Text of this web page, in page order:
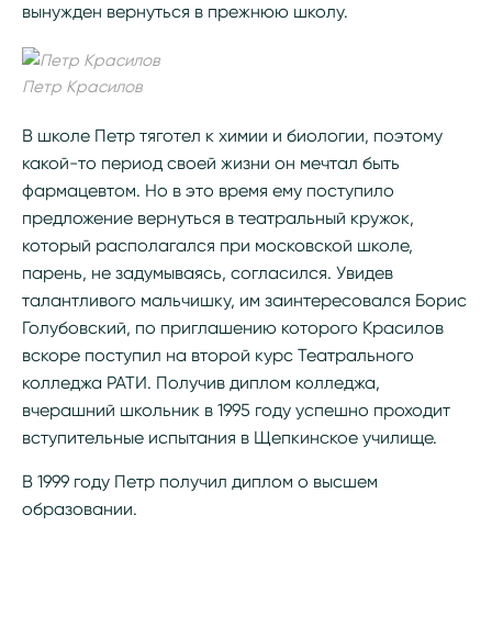
вынужден вернуться в прежнюю школу.
Петр Красилов
В школе Петр тяготел к химии и биологии, поэтому
какой-то период своей жизни он мечтал быть
фармацевтом. Но в это время ему поступило
предложение вернуться в театральный кружок,
который располагался при московской школе,
парень, не задумываясь, согласился. Увидев
талантливого мальчишку, им заинтересовался Борис
Голубовский, по приглашению которого Красилов
вскоре поступил на второй курс Театрального
колледжа РАТИ. Получив диплом колледжа,
вчерашний школьник в 1995 году успешно проходит
вступительные испытания в Щепкинское училище.
В 1999 году Петр получил диплом о высшем
образовании.